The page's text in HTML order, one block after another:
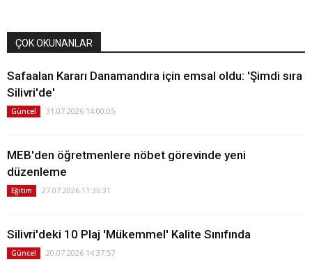
ÇOK OKUNANLAR
Safaalan Kararı Danamandıra için emsal oldu: 'Şimdi sıra
Silivri'de'
Güncel 31.07.2026 14:00:05
MEB'den öğretmenlere nöbet görevinde yeni
düzenleme
Eğitim 27.07.2026 11:36:31
Silivri'deki 10 Plaj 'Mükemmel' Kalite Sınıfında
Güncel 20.07.2026 14:37:57